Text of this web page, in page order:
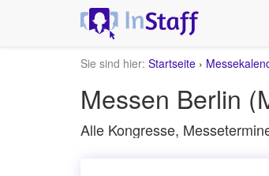
Sie sind hier: Startseite ›
Messen Berlin
Alle Kongresse,